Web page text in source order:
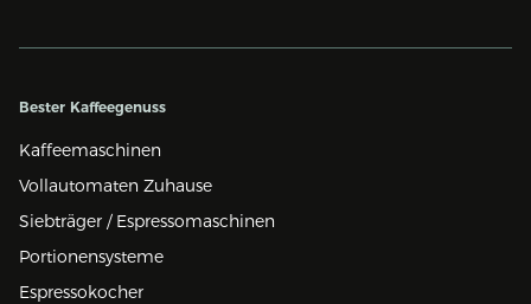
Bester Kaffeegenuss
Kaffeemaschinen
Vollautomaten Zuhause
Siebträger / Espressomaschinen
Portionensysteme
Espressokocher